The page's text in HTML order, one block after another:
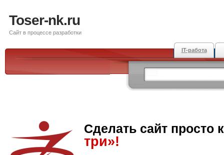
Toser-nk.ru
Сайт в процессе разработки
IT-работа
Сделать сайт просто
три»!